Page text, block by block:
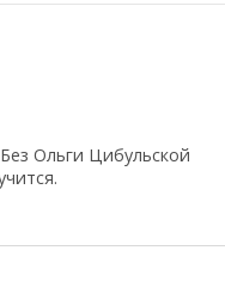
Ольги Цибульской